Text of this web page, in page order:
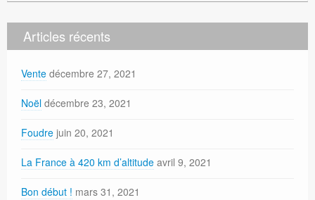
Articles récents
Vente décembre 27, 2021
Noël décembre 23, 2021
Foudre juin 20, 2021
La France à 420 km d’altitude avril 9, 2021
Bon début ! mars 31, 2021